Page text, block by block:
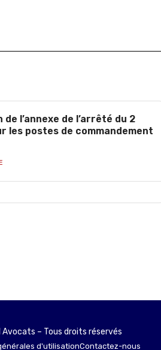
l’annexe de l’arrêté du 2
les postes de commandement
Avocats – Tous droits réservés
d'utilisationContactez-nous